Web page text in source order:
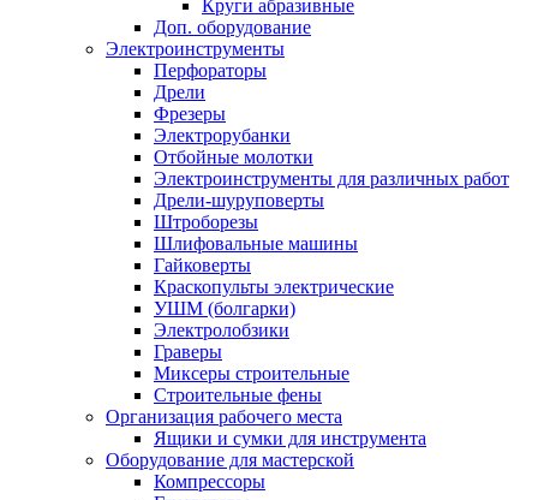
Круги абразивные
Доп. оборудование
Электроинструменты
Перфораторы
Дрели
Фрезеры
Электрорубанки
Отбойные молотки
Электроинструменты для различных работ
Дрели-шуруповерты
Штроборезы
Шлифовальные машины
Гайковерты
Краскопульты электрические
УШМ (болгарки)
Электролобзики
Граверы
Миксеры строительные
Строительные фены
Организация рабочего места
Ящики и сумки для инструмента
Оборудование для мастерской
Компрессоры